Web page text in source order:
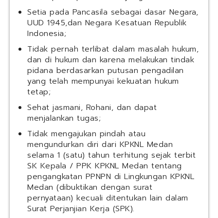
Setia pada Pancasila sebagai dasar Negara,
UUD 1945,dan Negara Kesatuan Republik
Indonesia;
Tidak pernah terlibat dalam masalah hukum,
dan di hukum dan karena melakukan tindak
pidana berdasarkan putusan pengadilan
yang telah mempunyai kekuatan hukum
tetap;
Sehat jasmani, Rohani, dan dapat
menjalankan tugas;
Tidak mengajukan pindah atau
mengundurkan diri dari KPKNL Medan
selama 1 (satu) tahun terhitung sejak terbit
SK Kepala / PPK KPKNL Medan tentang
pengangkatan PPNPN di Lingkungan KPKNL
Medan (dibuktikan dengan surat
pernyataan) kecuali ditentukan lain dalam
Surat Perjanjian Kerja (SPK).